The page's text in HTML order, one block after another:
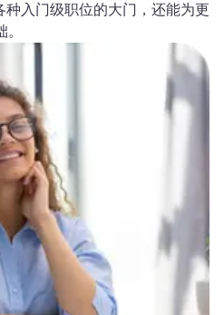
入门级职位的大门，还能为更